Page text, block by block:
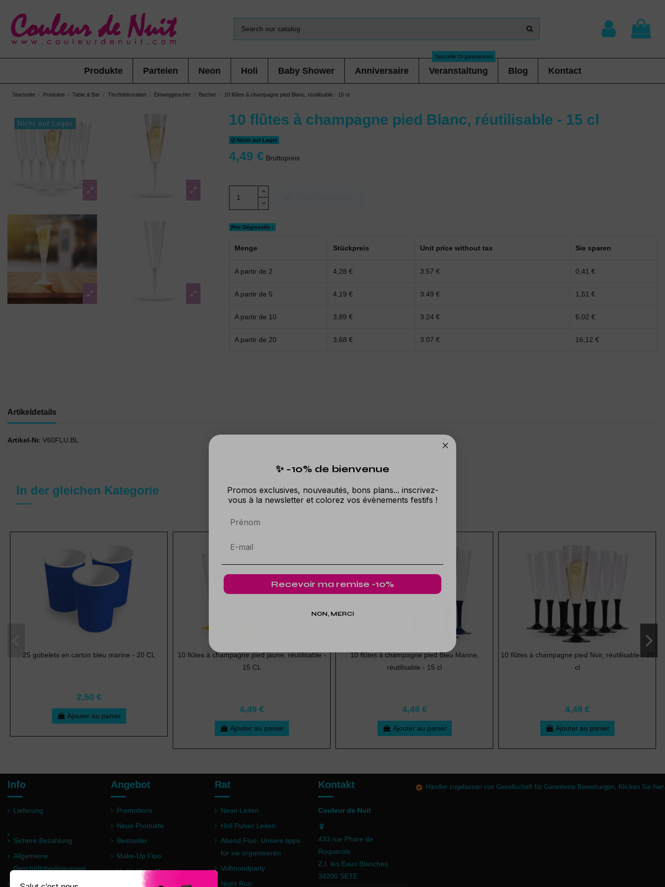
Produkte Parteien Neon Holi Baby Shower Anniversaire Veranstaltung
Spezielle Organisatoren
Blog Kontact
Startseite Produkte Table & Bar Tischdekoration Einweggeschirr Becher 10 flûtes à champagne pied Blanc, réutilisable - 15 cl
Nicht auf Lager 10 flûtes à champagne pied Blanc, réutilisable - 15 cl
Nicht auf Lager
4,49 € Bruttopreis
Prix Dégressifs :
Menge Stückpreis Unit price without tax Sie sparen
A partir de 2 4,28 € 3.57 € 0,41 €
A partir de 5 4,19 € 3.49 € 1,51 €
A partir de 10 3,89 € 3.24 € 6,02 €
A partir de 20 3,68 € 3.07 € 16,12 €
Artikeldetails
Artikel-Nr. V60FLU.BL
In der gleichen Kategorie
25 gobelets en carton bleu marine - 20 CL
2,50 €
Ajouter au panier
10 flûtes à champagne pied jaune, réutilisable -
15 CL
4,49 €
Ajouter au panier
10 flûtes à champagne pied Bleu Marine,
réutilisable - 15 cl
4,49 €
Ajouter au panier
10 flûtes à champagne pied Noir, réutilisable - 15
cl
4,49 €
Ajouter au panier
Info
Lieferung
Sichere Bezahlung
Allgemeine
Geschäftsbedingungen
Impressum
Angebot
Promotions
Neue Produkte
Bestseller
Make-Up Fluo
Verkleidung Neon
Rat
Neon Leiten
Holi Pulver Leiten
Abend Fluo, Unsere tipps
für sie organisieren
Vollmondparty
Night Run
Kontakt
Couleur de Nuit
433 rue Phare de
Roquerols
Z.I. les Eaux Blanches
34200 SETE
Händler zugelassen von Gesellschaft für Garantierte Bewertungen, Klicken Sie hier.
✨ -10% de bienvenue
Promos exclusives, nouveautés, bons plans... inscrivez-
vous à la newsletter et colorez vos évènements festifs !
Prénom
Recevoir ma remise -10%
NON, MERCI